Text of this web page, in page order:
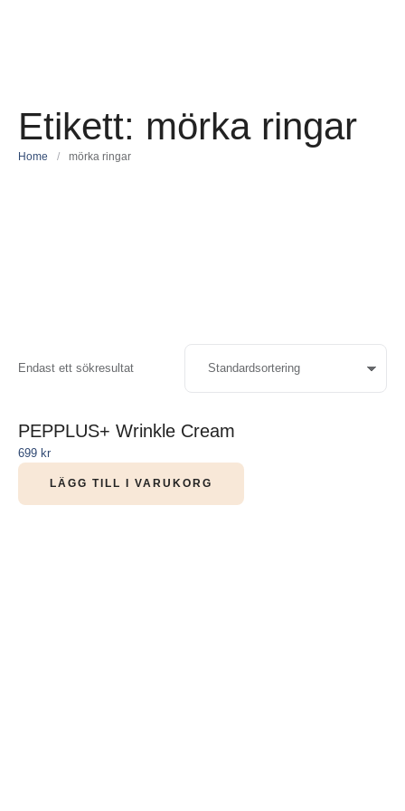
Etikett: mörka ringar
Home / mörka ringar
Endast ett sökresultat
PEPPLUS+ Wrinkle Cream
699 kr
LÄGG TILL I VARUKORG